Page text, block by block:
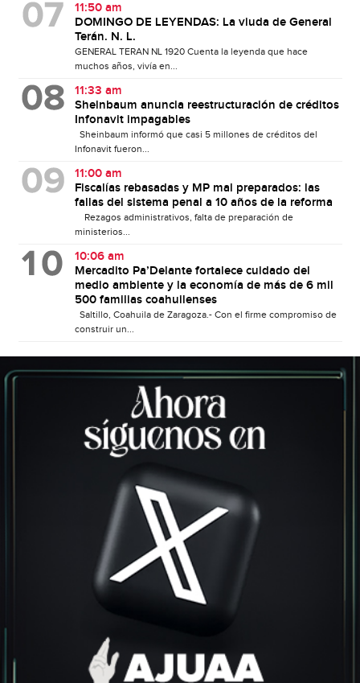
11:50 am
DOMINGO DE LEYENDAS: La viuda de General
Terán. N. L.
GENERAL TERAN NL 1920 Cuenta la leyenda que hace
muchos años, vivía en...
11:33 am
Sheinbaum anuncia reestructuración de créditos
Infonavit impagables
Sheinbaum informó que casi 5 millones de créditos del
Infonavit fueron...
11:00 am
Fiscalías rebasadas y MP mal preparados: las
fallas del sistema penal a 10 años de la reforma
Rezagos administrativos, falta de preparación de
ministerios...
10:06 am
Mercadito Pa’Delante fortalece cuidado del
medio ambiente y la economía de más de 6 mil
500 familias coahuilenses
Saltillo, Coahuila de Zaragoza.- Con el firme compromiso de
construir un...